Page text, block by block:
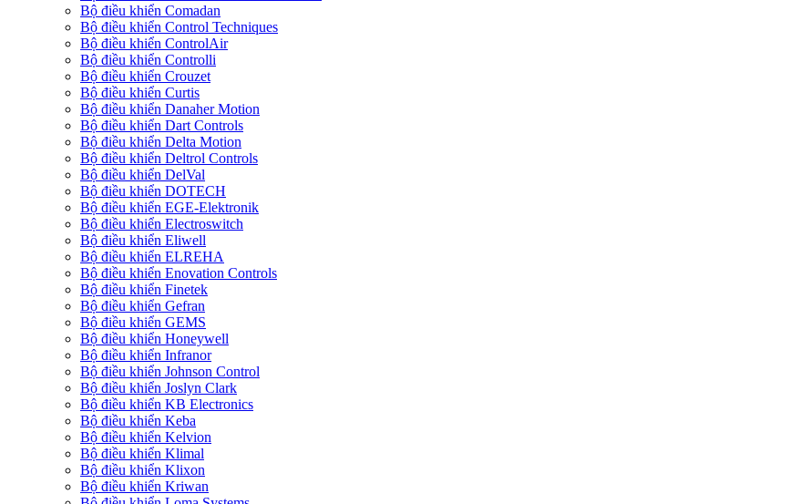
Bộ điều khiển Comadan
Bộ điều khiển Control Techniques
Bộ điều khiển ControlAir
Bộ điều khiển Controlli
Bộ điều khiển Crouzet
Bộ điều khiển Curtis
Bộ điều khiển Danaher Motion
Bộ điều khiển Dart Controls
Bộ điều khiển Delta Motion
Bộ điều khiển Deltrol Controls
Bộ điều khiển DelVal
Bộ điều khiển DOTECH
Bộ điều khiển EGE-Elektronik
Bộ điều khiển Electroswitch
Bộ điều khiển Eliwell
Bộ điều khiển ELREHA
Bộ điều khiển Enovation Controls
Bộ điều khiển Finetek
Bộ điều khiển Gefran
Bộ điều khiển GEMS
Bộ điều khiển Honeywell
Bộ điều khiển Infranor
Bộ điều khiển Johnson Control
Bộ điều khiển Joslyn Clark
Bộ điều khiển KB Electronics
Bộ điều khiển Keba
Bộ điều khiển Kelvion
Bộ điều khiển Klimal
Bộ điều khiển Klixon
Bộ điều khiển Kriwan